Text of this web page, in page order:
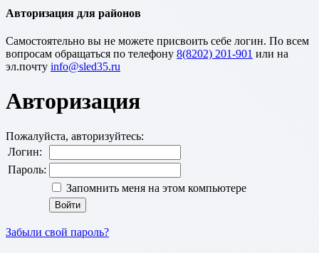
Авторизация для районов
Cамостоятельно вы не можете присвоить себе логин. По всем
вопросам обращаться по телефону 8(8202) 201-901 или на
эл.почту
Авторизация
Пожалуйста, авторизуйтесь:
Логин:
Пароль:
Запомнить меня на этом компьютере
Забыли свой пароль?